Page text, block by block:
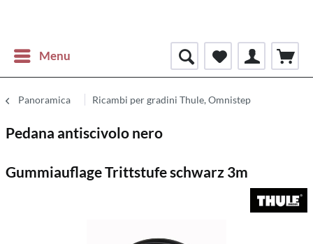
Menu
Panoramica Ricambi per gradini Thule, Omnistep
Pedana antiscivolo nero
Gummiauflage Trittstufe schwarz 3m